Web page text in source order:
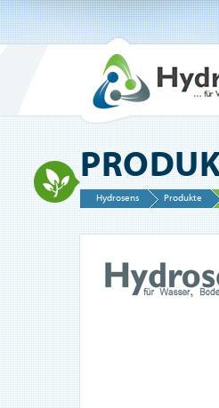
Hydrosens Produkte